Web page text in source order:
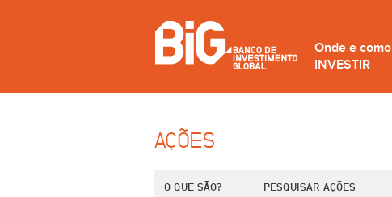
Onde e como
INVESTIR
AÇÕES
O QUE SÃO? PESQUISAR AÇÕES